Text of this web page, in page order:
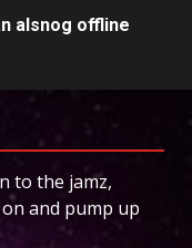
alsnog offline
to the jamz,
and pump up